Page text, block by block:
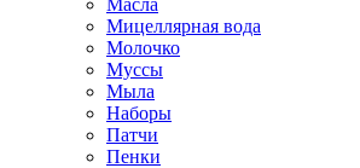
Масла
Мицеллярная вода
Молочко
Муссы
Мыла
Наборы
Патчи
Пенки